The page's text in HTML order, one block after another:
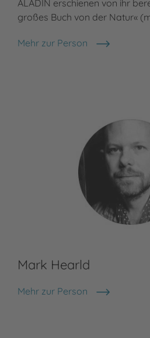
ALADIN erschienen von ihr
großes Buch von der Natur«
Mehr zur Person
Nicola Davies
Mark Hearld
Mehr zur Person
Mark Hearld